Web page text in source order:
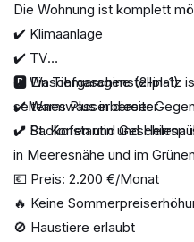
Die Wohnung ist komplett
✔️ Klimaanlage
✔️ TV
✔️ Waschmaschine (2-in-1)
✔️ Warmwasserbereiter
✔️ Backofen und
🅿️ Ein Tiefgaragenstellplatz
seltenes Plus in dieser
📍 St. Konstantin und
in Meeresnähe und im
💶 Preis: 2.200 €/Monat
🔥 Keine
🚫 Haustiere erlaubt